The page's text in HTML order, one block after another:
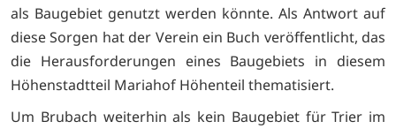
als Baugebiet genutzt werden könnte. Als Antwort auf
diese Sorgen hat der Verein ein Buch veröffentlicht, das
die Herausforderungen eines Baugebiets in diesem
Höhenstadtteil Mariahof Höhenteil thematisiert.
Um Brubach weiterhin als kein Baugebiet für Trier im